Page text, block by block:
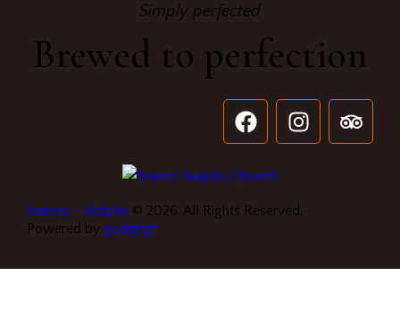
Simply perfected
Brewed to perfection
Branco – Nafplio © 2026. All Rights Reserved.
Powered by godigi.gr